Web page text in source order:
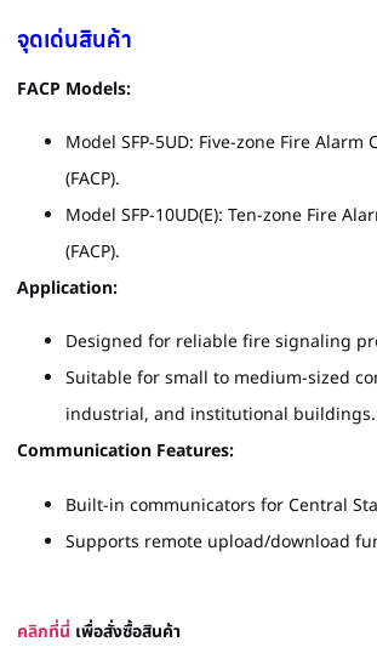
จุดเด่นสินค้า
FACP Models:
Model SFP-5UD: Five-zone Fire Alarm
(FACP).
Model SFP-10UD(E): Ten-zone Fire
(FACP).
Application:
Designed for reliable fire signaling
Suitable for small to medium-sized
industrial, and institutional buildings.
Communication Features:
Built-in communicators for Central
Supports remote upload/download
คลิกที่นี่ เพื่อสั่งซื้อสินค้า